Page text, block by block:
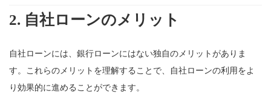
2. 自社ローンのメリット
自社ローンには、銀行ローンにはない独自のメリットがありま
す。これらのメリットを理解することで、自社ローンの利用をよ
り効果的に進めることができます。